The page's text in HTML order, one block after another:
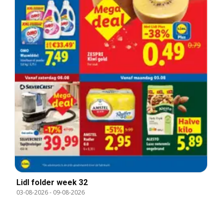
Lidl folder week 32
03-08-2026- 09-08-2026